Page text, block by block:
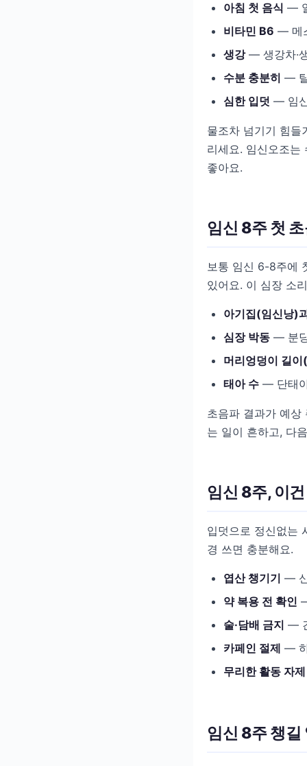
아침 첫 음식 —
비타민 B6 — 메
생강— 생강차·
수분 충분히 —
심한 입덧 — 임
물조차 넘기기 힘들
리세요. 임신오조는
좋아요.
임신 8주 첫
보통 임신 6-8주에
있어요. 이 심장 소
아기집(임신낭)
심장 박동 — 분
머리엉덩이 길
태아 수 — 단태
초음파 결과가 예상
는 일이 흔하고, 다
임신 8주, 이
입덧으로 정신없는
경 쓰면 충분해요.
엽산 챙기기 —
약 복용 전 확인
술·담배 금지 —
카페인 절제 —
무리한 활동 자제
임신 8주 챙길